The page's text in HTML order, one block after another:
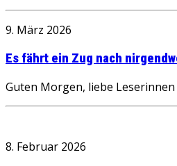
9. März 2026
Es fährt ein Zug nach
Guten Morgen, liebe
8. Februar 2026